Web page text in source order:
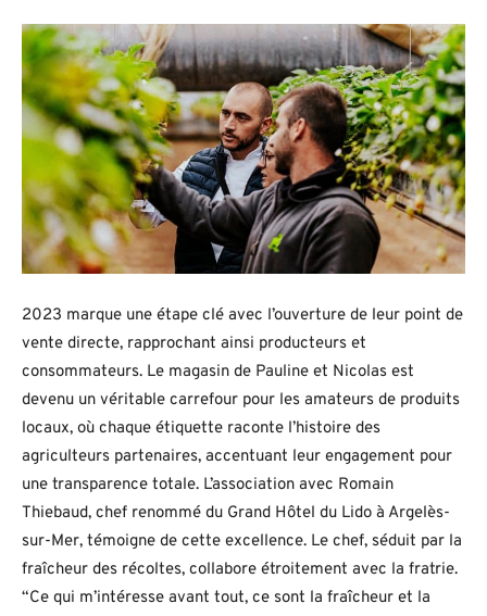
2023 marque une étape clé avec l’ouverture de leur point de
vente directe, rapprochant ainsi producteurs et
consommateurs. Le magasin de Pauline et Nicolas est
devenu un véritable carrefour pour les amateurs de produits
locaux, où chaque étiquette raconte l’histoire des
agriculteurs partenaires, accentuant leur engagement pour
une transparence totale. L’association avec Romain
Thiebaud, chef renommé du Grand Hôtel du Lido à Argelès-
sur-Mer, témoigne de cette excellence. Le chef, séduit par la
fraîcheur des récoltes, collabore étroitement avec la fratrie.
“Ce qui m’intéresse avant tout, ce sont la fraîcheur et la